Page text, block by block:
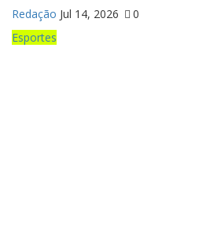
Redação Jul 14, 2026
0
Esportes